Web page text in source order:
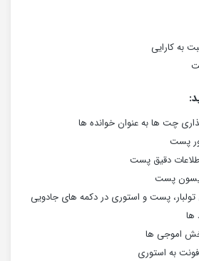
به کارایی
چت ها به عنوان خوانده ها
پست
دقیق پست
پست
پست و استوری در دکمه های جادویی
ها
اموجی ها
به استوری